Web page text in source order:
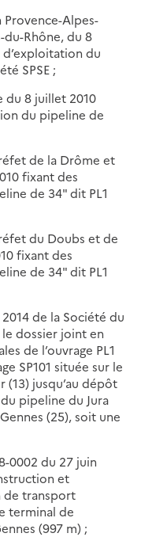
Alpes-
du-Rhône, du 8
du
SPSE ;
du 8 juillet 2010
du pipeline de
de la Drôme et
fixant des
de 34" dit PL1
du Doubs et de
fixant des
de 34" dit PL1
de la Société du
dossier joint en
de l’ouvrage PL1
SP101 située sur le
(13) jusqu’au dépôt
pipeline du Jura
(25), soit une
0002 du 27 juin
et
de transport
terminal de
(997 m) ;